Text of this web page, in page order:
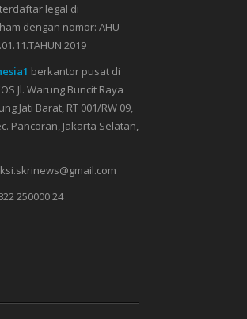
terdaftar legal di
dengan nomor: AHU-
2019
berkantor pusat di
Jl. Warung Buncit Raya
Jati Barat, RT 001/RW 09,
Pancoran, Jakarta Selatan,
250000 24